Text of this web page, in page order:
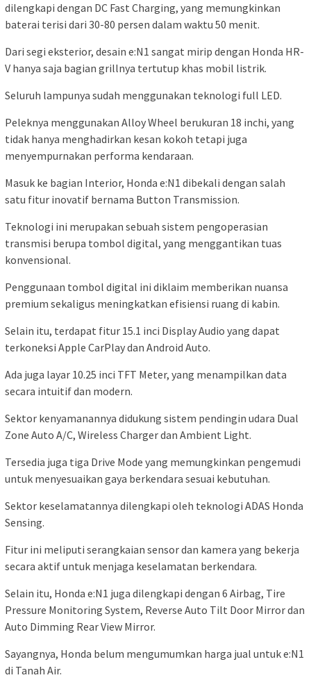
dilengkapi dengan DC Fast Charging, yang memungkinkan
baterai terisi dari 30-80 persen dalam waktu 50 menit.
Dari segi eksterior, desain e:N1 sangat mirip dengan Honda HR-
V hanya saja bagian grillnya tertutup khas mobil listrik.
Seluruh lampunya sudah menggunakan teknologi full LED.
Peleknya menggunakan Alloy Wheel berukuran 18 inchi, yang
tidak hanya menghadirkan kesan kokoh tetapi juga
menyempurnakan performa kendaraan.
Masuk ke bagian Interior, Honda e:N1 dibekali dengan salah
satu fitur inovatif bernama Button Transmission.
Teknologi ini merupakan sebuah sistem pengoperasian
transmisi berupa tombol digital, yang menggantikan tuas
konvensional.
Penggunaan tombol digital ini diklaim memberikan nuansa
premium sekaligus meningkatkan efisiensi ruang di kabin.
Selain itu, terdapat fitur 15.1 inci Display Audio yang dapat
terkoneksi Apple CarPlay dan Android Auto.
Ada juga layar 10.25 inci TFT Meter, yang menampilkan data
secara intuitif dan modern.
Sektor kenyamanannya didukung sistem pendingin udara Dual
Zone Auto A/C, Wireless Charger dan Ambient Light.
Tersedia juga tiga Drive Mode yang memungkinkan pengemudi
untuk menyesuaikan gaya berkendara sesuai kebutuhan.
Sektor keselamatannya dilengkapi oleh teknologi ADAS Honda
Sensing.
Fitur ini meliputi serangkaian sensor dan kamera yang bekerja
secara aktif untuk menjaga keselamatan berkendara.
Selain itu, Honda e:N1 juga dilengkapi dengan 6 Airbag, Tire
Pressure Monitoring System, Reverse Auto Tilt Door Mirror dan
Auto Dimming Rear View Mirror.
Sayangnya, Honda belum mengumumkan harga jual untuk e:N1
di Tanah Air.